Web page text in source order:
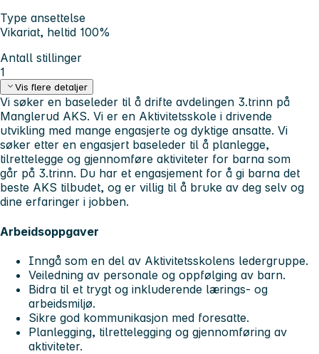
Type ansettelse
Vikariat, heltid 100%
Antall stillinger
1
Vis flere detaljer
Vi søker en baseleder til å drifte avdelingen 3.trinn på
Manglerud AKS. Vi er en Aktivitetsskole i drivende
utvikling med mange engasjerte og dyktige ansatte. Vi
søker etter en engasjert baseleder til å planlegge,
tilrettelegge og gjennomføre aktiviteter for barna som
går på 3.trinn. Du har et engasjement for å gi barna det
beste AKS tilbudet, og er villig til å bruke av deg selv og
dine erfaringer i jobben.
Arbeidsoppgaver
Inngå som en del av Aktivitetsskolens ledergruppe.
Veiledning av personale og oppfølging av barn.
Bidra til et trygt og inkluderende lærings- og
arbeidsmiljø.
Sikre god kommunikasjon med foresatte.
Planlegging, tilrettelegging og gjennomføring av
aktiviteter.